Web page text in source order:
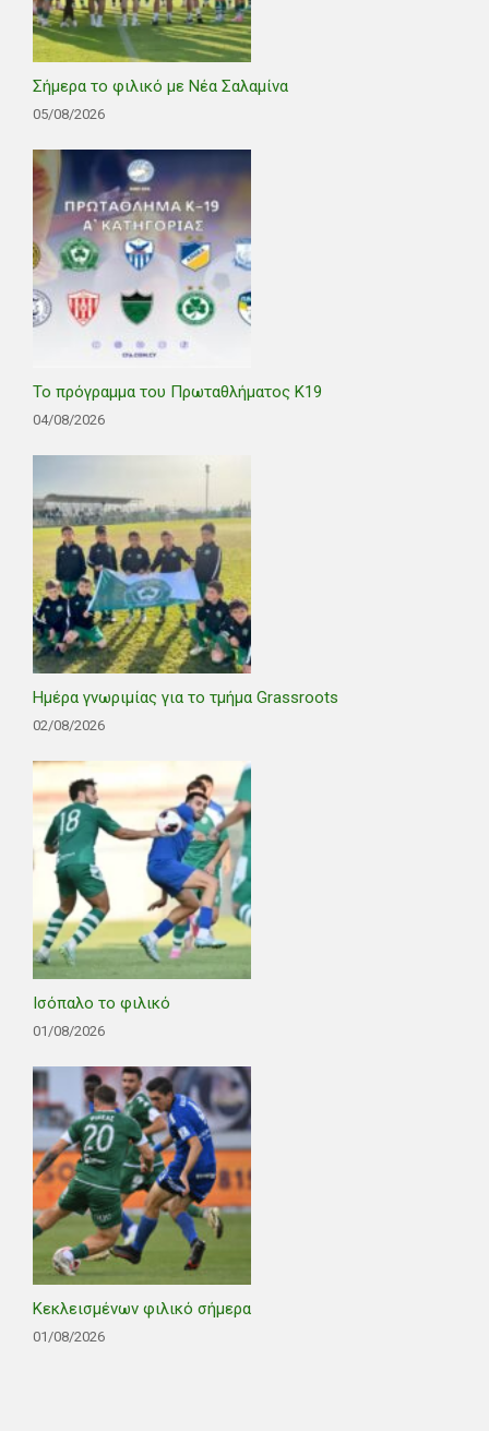
Σήμερα το φιλικό με Νέα Σαλαμίνα
05/08/2026
Το πρόγραμμα του Πρωταθλήματος Κ19
04/08/2026
Ημέρα γνωριμίας για το τμήμα Grassroots
02/08/2026
Ισόπαλο το φιλικό
01/08/2026
Κεκλεισμένων φιλικό σήμερα
01/08/2026